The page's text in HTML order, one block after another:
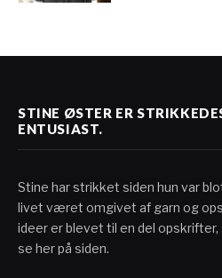
STINE ØSTER ER
ENTUSIAST.
Stine har strikket siden hun var
livet været omgivet af garn og
ideer er blevet til en del opskrifter,
se her på siden.